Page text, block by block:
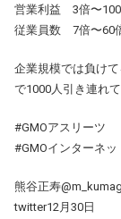
営業利益 3倍〜
従業員数 7倍〜60
企業規模では負け
で1000人引き連れて
#GMOアスリーツ
#GMOインターネ
熊谷正寿
twitter12月30日